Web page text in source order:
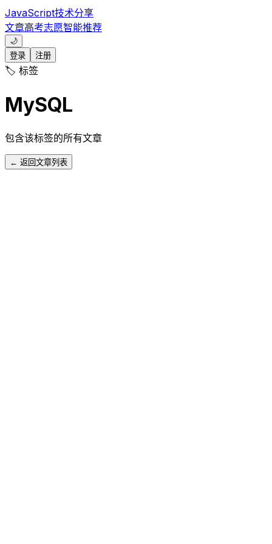
JavaScript技术分享
文章高考志愿智能推荐
🌙
登录
注册
🏷️ 标签
MySQL
包含该标签的所有文章
← 返回文章列表